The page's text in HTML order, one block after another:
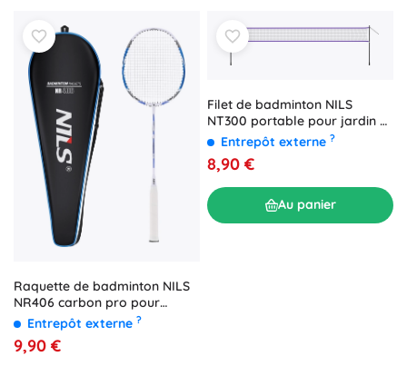
Raquette de badminton NILS
NR406 carbon pro pour
joueurs intermédiaires
Entrepôt externe ?
9,90 €
Filet de badminton NILS
NT300 portable pour jardin et
jeux en plein air
Entrepôt externe ?
8,90 €
Au panier